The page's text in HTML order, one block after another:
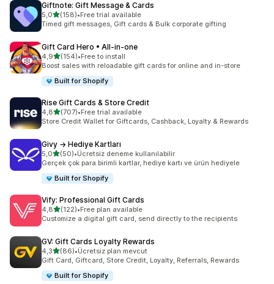
Giftnote: Gift Message & Cards
5,05 yıldız üzerinden
(158)
toplam 158 değerlendirme
•Free trial available
Timed gift messages, Gift cards & Bulk corporate gifting
Gift Card Hero • All‑in‑one
4,95 yıldız üzerinden
(154)
toplam 154 değerlendirme
•Free to install
Boost sales with reloadable gift cards for online and in-store
Built for Shopify
Rise Gift Cards & Store Credit
4,85 yıldız üzerinden
(707)
toplam 707 değerlendirme
•Free trial available
Store Credit Wallet for Giftcards, Cashback, Loyalty & Rewards
Givy → Hediye Kartları
5,05 yıldız üzerinden
(50)
toplam 50 değerlendirme
•Ücretsiz deneme kullanılabilir
Gerçek çok para birimli kartlar, hediye kartı ve ürün hediyele
Built for Shopify
Vify: Professional Gift Cards
4,85 yıldız üzerinden
(122)
toplam 122 değerlendirme
•Free plan available
Customize a digital gift card, send directly to the recipients
GV: Gift Cards Loyalty Rewards
4,35 yıldız üzerinden
(86)
toplam 86 değerlendirme
•Ücretsiz plan mevcut
Gift Card, Giftcard, Store Credit, Loyalty, Referrals, Rewards
Built for Shopify